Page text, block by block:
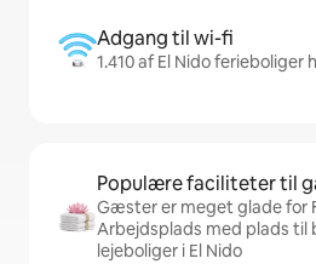
Adgang til wi-fi
1.410 af El Nido ferieboliger
Populære faciliteter til
Gæster er meget glade for
Arbejdsplads med plads
lejeboliger i El Nido